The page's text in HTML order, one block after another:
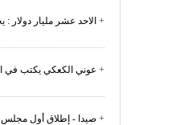
الاحد عشر مليار دولار :
عوني الكعكي يكتب في
صيدا - إطلاق أول مجلس